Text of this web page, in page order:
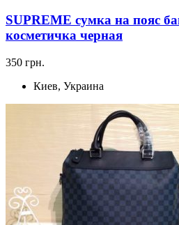
SUPREME сумка на пояс
косметичка черная
350 грн.
Киев, Украина